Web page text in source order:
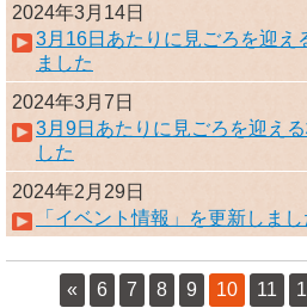
2024年3月14日
3月16日あたりに見ごろを迎え
ました
2024年3月7日
3月9日あたりに見ごろを迎え
した
2024年2月29日
「イベント情報」を更新しまし
« 6 7 8 9 10 11